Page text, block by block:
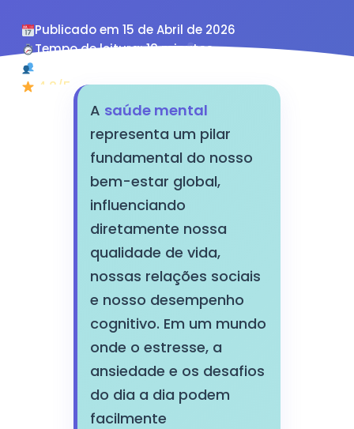
Publicado em 15 de Abril de 2026
Tempo de leitura: 18 minutos
4.8/5 (2.847 avaliações)
A saúde mental
representa um pilar
fundamental do nosso
bem-estar global,
influenciando
diretamente nossa
qualidade de vida,
nossas relações sociais
e nosso desempenho
cognitivo. Em um mundo
onde o estresse, a
ansiedade e os desafios
do dia a dia podem
facilmente